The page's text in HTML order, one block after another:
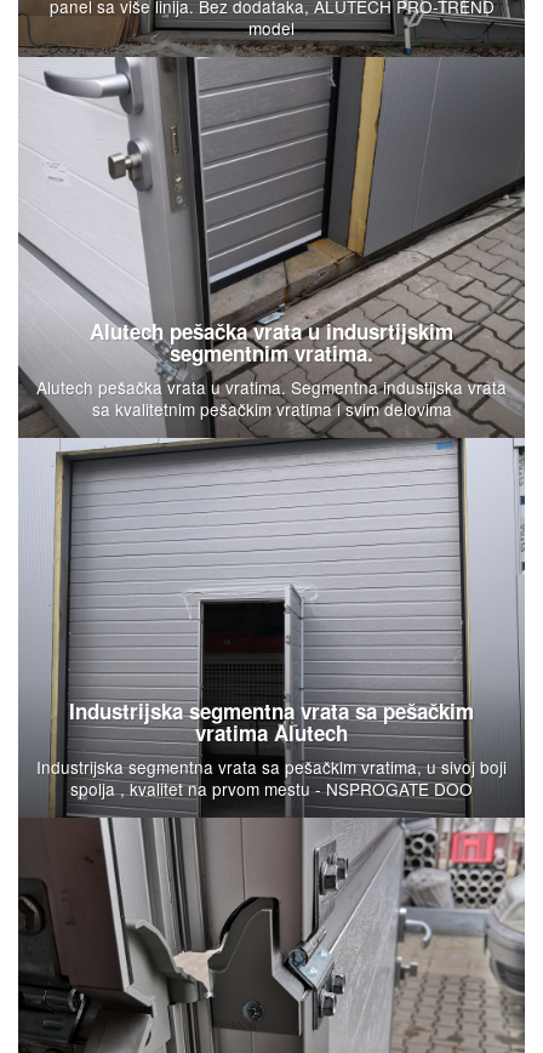
panel sa više linija. Bez dodataka, ALUTECH PRO-TREND
model
Alutech pešačka vrata u indusrtijskim
segmentnim vratima.
Alutech pešačka vrata u vratima. Segmentna industijska vrata
sa kvalitetnim pešačkim vratima i svim delovima
Industrijska segmentna vrata sa pešačkim
vratima Alutech
Industrijska segmentna vrata sa pešačkim vratima, u sivoj boji
spolja , kvalitet na prvom mestu - NSPROGATE DOO